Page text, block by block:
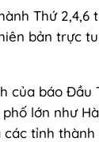
Thứ
bản trực
của báo Đầu
lớn như Hà
các tỉnh